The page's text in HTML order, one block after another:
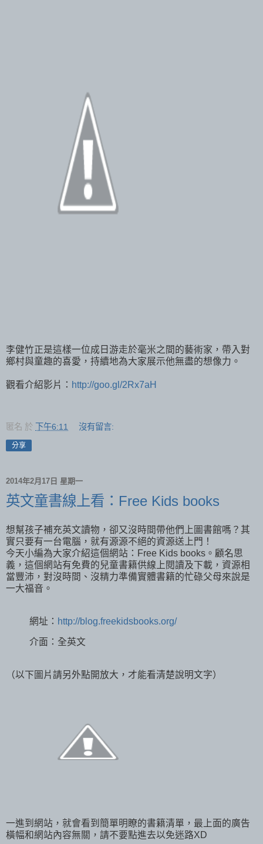
李健竹正是這樣一位成日游走於毫米之間的藝術家，帶入對
鄉村與童趣的喜愛，持續地為大家展示他無盡的想像力。
觀看介紹影片： http://goo.gl/2Rx7aH
匿名 於 下午6:11 沒有留言:
分享
2014年2月17日 星期一
英文童書線上看：Free Kids books
想幫孩子補充英文讀物，卻又沒時間帶他們上圖書館嗎？其
實只要有一台電腦，就有源源不絕的資源送上門！
今天小編為大家介紹這個網站：Free Kids books。顧名思
義，這個網站有免費的兒童書籍供線上閱讀及下載，資源相
當豐沛，對沒時間、沒精力準備實體書籍的忙碌父母來說是
一大福音。
網址： http://blog.freekidsbooks.org/
介面：全英文
（以下圖片請另外點開放大，才能看清楚說明文字）
一進到網站，就會看到簡單明瞭的書籍清單，最上面的廣告
橫幅和網站內容無關，請不要點進去以免迷路XD